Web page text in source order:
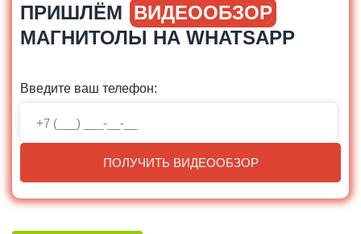
ПРИШЛЁМ ВИДЕООБЗОР
МАГНИТОЛЫ НА WHATSAPP
Введите ваш телефон:
ПОЛУЧИТЬ ВИДЕООБЗОР